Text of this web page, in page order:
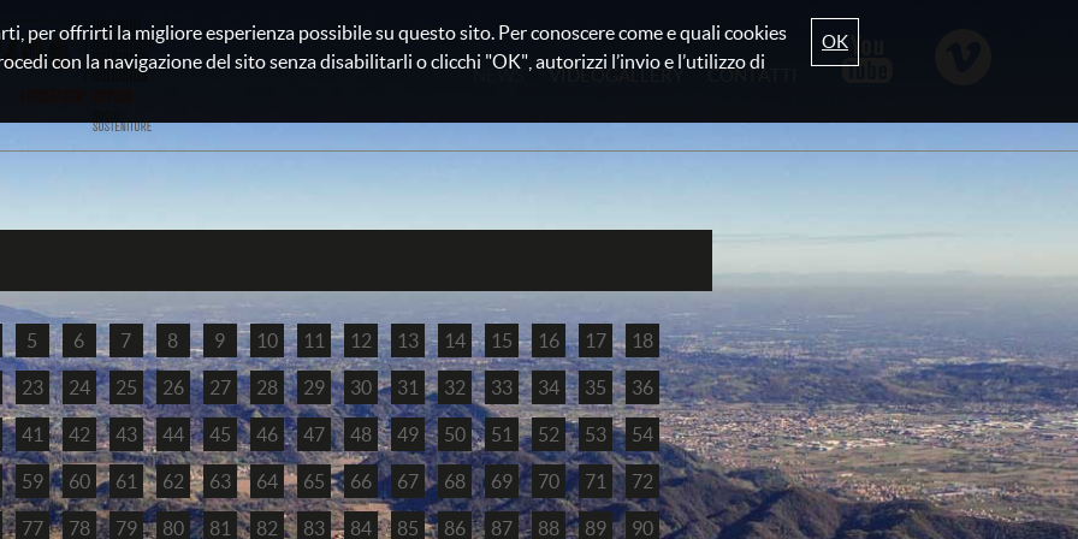
per offrirti la migliore esperienza possibile su questo sito. Per conoscere come e quali cookies
con la navigazione del sito senza disabilitarli o clicchi "OK", autorizzi l’invio e l’utilizzo di
OK
NEWS VIDEOGALLERY CONTATTI
5 6 7 8 9 10 11 12 13 14 15 16 17 18
23 24 25 26 27 28 29 30 31 32 33 34 35 36
41 42 43 44 45 46 47 48 49 50 51 52 53 54
59 60 61 62 63 64 65 66 67 68 69 70 71 72
77 78 79 80 81 82 83 84 85 86 87 88 89 90